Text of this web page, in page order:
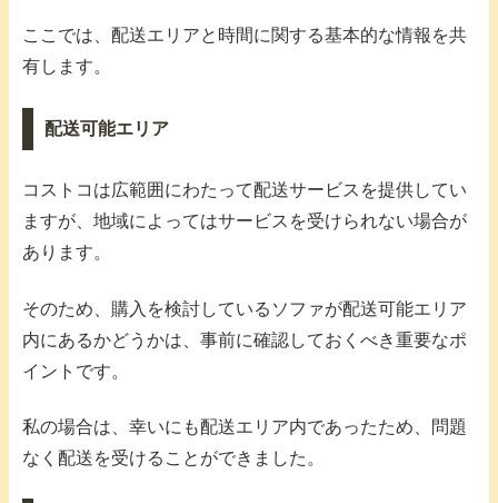
ここでは、配送エリアと時間に関する基本的な情報を共
有します。
配送可能エリア
コストコは広範囲にわたって配送サービスを提供してい
ますが、地域によってはサービスを受けられない場合が
あります。
そのため、購入を検討しているソファが配送可能エリア
内にあるかどうかは、事前に確認しておくべき重要なポ
イントです。
私の場合は、幸いにも配送エリア内であったため、問題
なく配送を受けることができました。